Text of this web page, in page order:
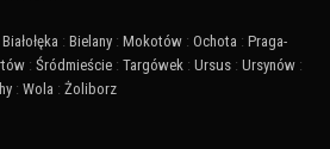
Białołęka : Bielany : Mokotów : Ochota : Praga-
: Śródmieście : Targówek : Ursus : Ursynów :
: Wola : Żoliborz